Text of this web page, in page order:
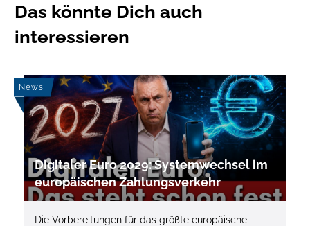
Das könnte Dich auch
interessieren
News
Digitaler Euro 2029: Systemwechsel im
europäischen Zahlungsverkehr
Die Vorbereitungen für das größte europäische